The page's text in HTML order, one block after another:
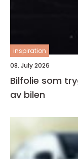
inspiration
08. July 2026
Bilfolie som
av bilen